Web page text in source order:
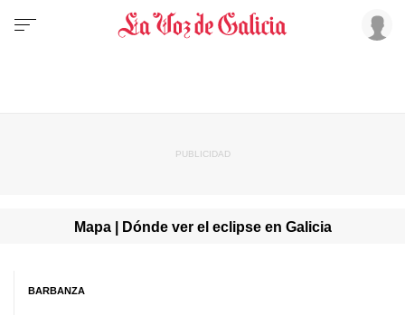
Mapa | Dónde ver el eclipse en Galicia
BARBANZA